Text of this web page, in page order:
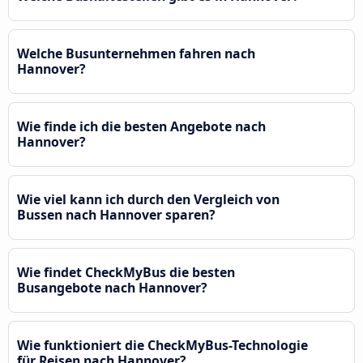
Welche Busunternehmen fahren nach
Hannover?
Wie finde ich die besten Angebote nach
Hannover?
Wie viel kann ich durch den Vergleich von
Bussen nach Hannover sparen?
Wie findet CheckMyBus die besten
Busangebote nach Hannover?
Wie funktioniert die CheckMyBus-Technologie